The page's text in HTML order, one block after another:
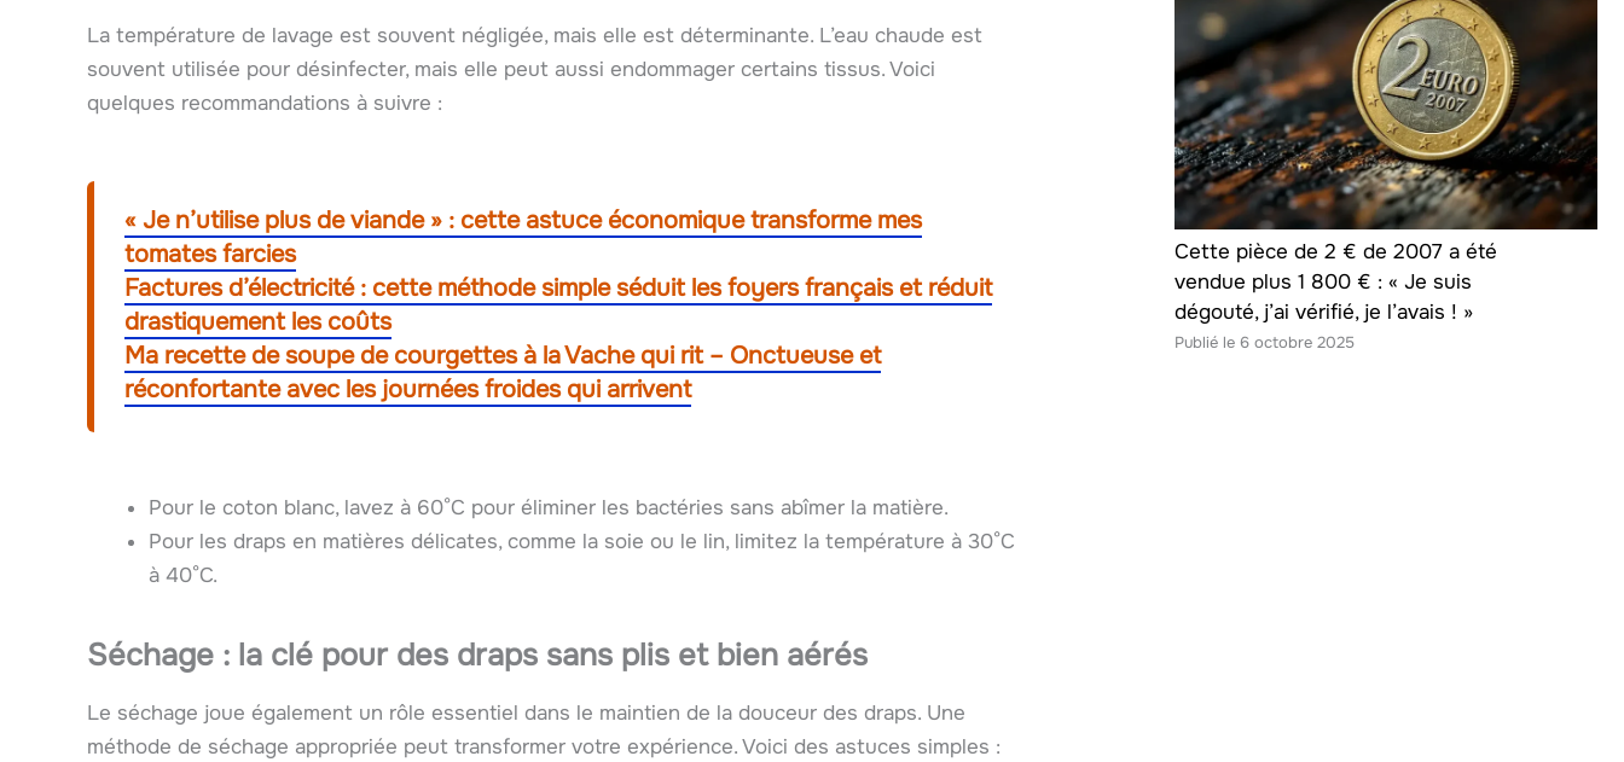
La température de lavage est souvent négligée, mais elle est déterminante. L’eau chaude est
souvent utilisée pour désinfecter, mais elle peut aussi endommager certains tissus. Voici
quelques recommandations à suivre :
« Je n’utilise plus de viande » : cette astuce économique transforme mes
tomates farcies
Factures d’électricité : cette méthode simple séduit les foyers français et réduit
drastiquement les coûts
Ma recette de soupe de courgettes à la Vache qui rit – Onctueuse et
réconfortante avec les journées froides qui arrivent
Pour le coton blanc, lavez à 60°C pour éliminer les bactéries sans abîmer la matière.
Pour les draps en matières délicates, comme la soie ou le lin, limitez la température à 30°C
à 40°C.
Séchage : la clé pour des draps sans plis et bien aérés
Le séchage joue également un rôle essentiel dans le maintien de la douceur des draps. Une
méthode de séchage appropriée peut transformer votre expérience. Voici des astuces simples :
Cette pièce de 2 € de 2007 a été
vendue plus 1 800 € : « Je suis
dégouté, j’ai vérifié, je l’avais ! »
6 octobre 2025